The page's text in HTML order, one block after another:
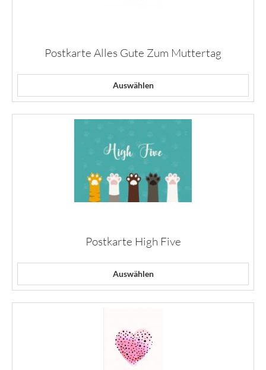
Postkarte Alles Gute Zum Muttertag
Auswählen
Postkarte High Five
Auswählen